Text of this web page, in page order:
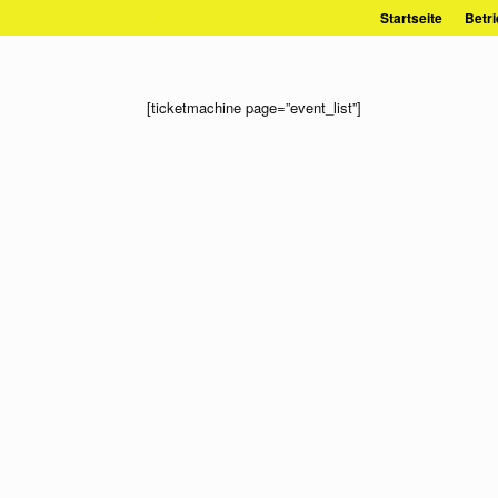
Inhalt
Startseite
[ticketmachine page=”event_list”]